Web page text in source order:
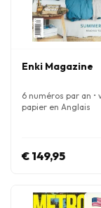
Enki Magazine
6 numéros par an •
papier en Anglais
€ 149,95